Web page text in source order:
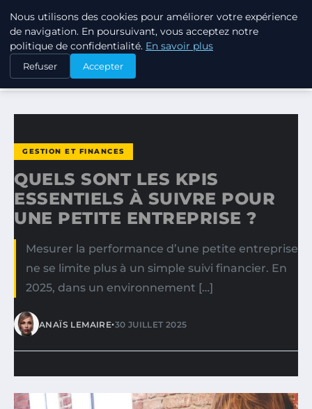
LPO CONSULTING
ACCUEIL
GESTION ET FINANCES
QUELS SONT LES KPIS ESSENTIELS À SUIVRE POUR UNE…
GESTION ET FINANCES
QUELS SONT LES KPIS
ESSENTIELS À SUIVRE POUR
UNE PETITE ENTREPRISE ?
Mesurer la performance d’une petite entreprise
ne se limite plus à un simple suivi financier. En
2025, dans un environnement […]
ANAÏS LEMAIRE•30 JUILLET 2025
Nous utilisons des cookies pour améliorer votre expérience
de navigation. En poursuivant, vous acceptez notre
politique de confidentialité. En savoir plus
Refuser Accepter